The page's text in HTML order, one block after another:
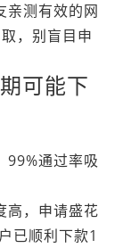
亲测有效的网
，别盲目申
可能下
99%通过率吸
高，申请盛花
已顺利下款1